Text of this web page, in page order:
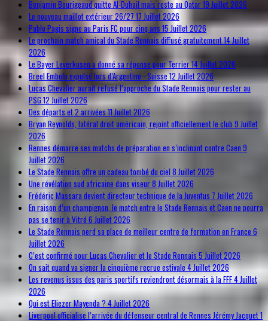
Benjamin Bourigeaud quitte Al-Duhail mais reste au Qatar19 Juillet 2026
Le nouveau maillot extérieur 26/2717 Juillet 2026
Pablo Pagis signe au Paris FC pour cinq ans 15 Juillet 2026
Le prochain match amical du Stade Rennais diffusé gratuitement14 Juillet
2026
Le Bayer Leverkusen a donné sa réponse pour Terrier14 Juillet 2026
Breel Embolo expulsé lors d’Argentine - Suisse12 Juillet 2026
Lucas Chevalier aurait refusé l’approche du Stade Rennais pour rester au
PSG12 Juillet 2026
Des départs et 2 arrivées11 Juillet 2026
Bryan Reynolds, latéral droit américain, rejoint officiellement le club 9 Juillet
2026
Rennes démarre ses matchs de préparation en s’inclinant contre Caen 9
Juillet 2026
Le Stade Rennais offre un cadeau tombé du ciel 8 Juillet 2026
Une révélation sud africaine dans viseur8 Juillet 2026
Frédéric Massara devient directeur technique de la Juventus 7 Juillet 2026
En raison d’un champignon, le match entre le Stade Rennais et Caen ne pourra
pas se tenir à Vitré 6 Juillet 2026
Le Stade Rennais perd sa place de meilleur centre de formation en France 6
Juillet 2026
C’est confirmé pour Lucas Chevalier et le Stade Rennais 5 Juillet 2026
On sait quand va signer la cinquième recrue estivale4 Juillet 2026
Les revenus issus des paris sportifs reviendront désormais à la FFF4 Juillet
2026
Qui est Eliezer Mayenda ?4 Juillet 2026
Liverpool officialise l’arrivée du défenseur central de Rennes Jérémy Jacquet1